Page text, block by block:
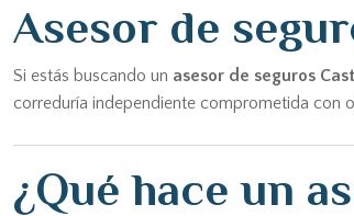
Asesor de
Si estás buscando un asesor de seguros
correduría independiente comprometida con
¿Qué hace un